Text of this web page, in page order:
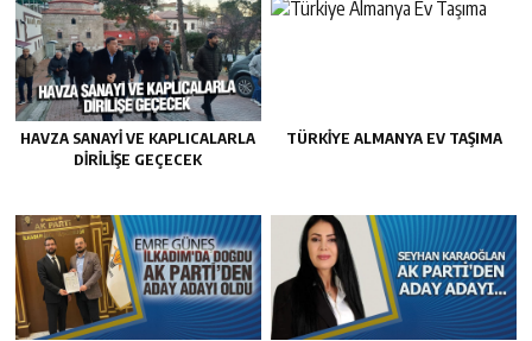
HAVZA SANAYI VE KAPLICALARLA
DIRILIŞE GEÇECEK
TÜRKIYE ALMANYA EV TAŞIMA